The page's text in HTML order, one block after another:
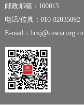
邮政邮编：100013
电话/传真：010-82035092
E-mail：hcxj@cnsria.org.cn